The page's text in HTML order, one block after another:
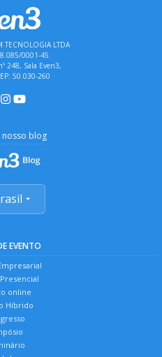
TECNOLOGIA LTDA
0001-45
248, Sala Even3,
50.030-260
nosso blog
EVENTO
online
Híbrido